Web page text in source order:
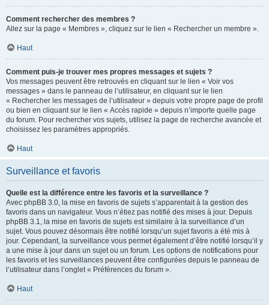
Comment rechercher des membres ?
Allez sur la page « Membres », cliquez sur le lien « Rechercher un membre ».
Haut
Comment puis-je trouver mes propres messages et sujets ?
Vos messages peuvent être retrouvés en cliquant sur le lien « Voir vos
messages » dans le panneau de l’utilisateur, en cliquant sur le lien
« Rechercher les messages de l’utilisateur » depuis votre propre page de profil
ou bien en cliquant sur le lien « Accès rapide » depuis n’importe quelle page
du forum. Pour rechercher vos sujets, utilisez la page de recherche avancée et
choisissez les paramètres appropriés.
Haut
Surveillance et favoris
Quelle est la différence entre les favoris et la surveillance ?
Avec phpBB 3.0, la mise en favoris de sujets s’apparentait à la gestion des
favoris dans un navigateur. Vous n’étiez pas notifié des mises à jour. Depuis
phpBB 3.1, la mise en favoris de sujets est similaire à la surveillance d’un
sujet. Vous pouvez désormais être notifié lorsqu’un sujet favoris a été mis à
jour. Cependant, la surveillance vous permet également d’être notifié lorsqu’il y
a une mise à jour dans un sujet ou un forum. Les options de notifications pour
les favoris et les surveillances peuvent être configurées depuis le panneau de
l’utilisateur dans l’onglet « Préférences du forum ».
Haut